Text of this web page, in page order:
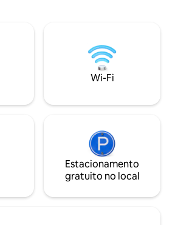
na
Depois de
relaxar junto à
no terraço e
da casa
chegar aqui por
O
hóspedes e a
Wi-Fi
Estacionamento
gratuito no local